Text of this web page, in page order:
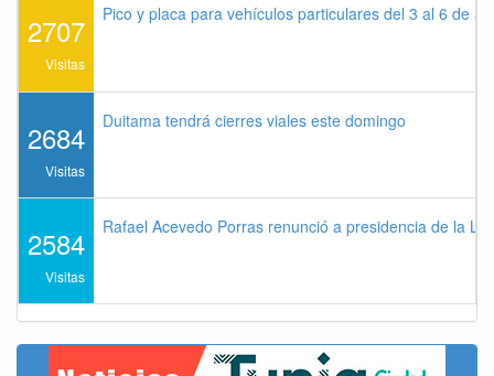
2707
Visitas
Pico y placa para vehículos particulares del 3 al 6 de
2684
Visitas
Duitama tendrá cierres viales este domingo
2584
Visitas
Rafael Acevedo Porras renunció a presidencia de la